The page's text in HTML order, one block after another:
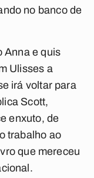
no banco de
Anna e quis
Ulisses a
irá voltar para
Scott,
enxuto, de
trabalho ao
que mereceu